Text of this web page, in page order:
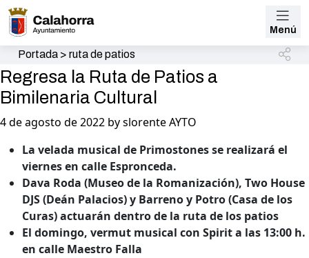
Menú
Portada> ruta de patios
Regresa la Ruta de Patios a
Bimilenaria Cultural
4 de agosto de 2022 by slorente AYTO
La velada musical de Primostones se realizará el
viernes en calle Espronceda.
Dava Roda (Museo de la Romanización), Two House
DJS (Deán Palacios) y Barreno y Potro (Casa de los
Curas) actuarán dentro de la ruta de los patios
El domingo, vermut musical con Spirit a las 13:00 h.
en calle Maestro Falla